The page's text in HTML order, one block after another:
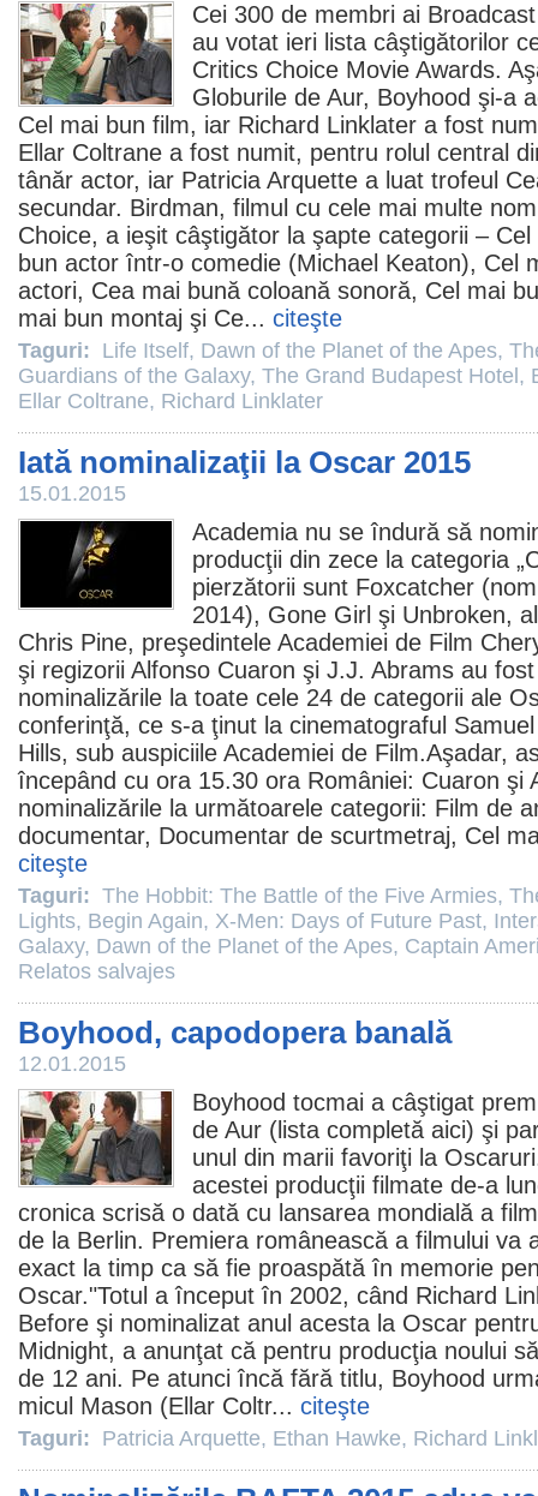
Cei 300 de membri ai
au votat ieri lista câştigătorilor
Critics Choice Movie Awards.
Globurile de Aur, Boyhood şi-a
Cel mai bun film, iar Richard Linklater a fost
Ellar Coltrane a fost numit, pentru rolul central
tânăr actor, iar Patricia Arquette a luat trofeul
secundar. Birdman, filmul cu cele mai multe
Choice, a ieşit câştigător la şapte categorii –
bun actor într-o comedie (Michael Keaton), Cel
actori, Cea mai bună coloană sonoră, Cel mai
mai bun montaj şi Ce... citeşte
Taguri: Life Itself, Dawn of the Planet of the Apes,
Guardians of the Galaxy, The Grand Budapest Hotel ,
Ellar Coltrane, Richard Linklater
Iată nominalizaţii la Oscar 2015
15.01.2015
Academia nu se îndură să
producţii din zece la categoria
pierzătorii sunt Foxcatcher
2014), Gone Girl şi Unbroken,
Chris Pine, preşedintele Academiei de Film
şi regizorii Alfonso Cuaron şi J.J. Abrams au
nominalizările la toate cele 24 de categorii ale
conferinţă, ce s-a ţinut la cinematograful
Hills, sub auspiciile Academiei de Film.Aşadar,
începând cu ora 15.30 ora României: Cuaron şi
nominalizările la următoarele categorii: Film de
documentar, Documentar de scurtmetraj, Cel
citeşte
Taguri: The Hobbit: The Battle of the Five Armies,
Lights, Begin Again, X-Men: Days of Future Past,
Galaxy, Dawn of the Planet of the Apes, Captain
Relatos salvajes
Boyhood, capodopera banală
12.01.2015
Boyhood tocmai a câştigat
de Aur (lista completă aici) şi
unul din marii favoriţi la
acestei producţii filmate de-a
cronica scrisă o dată cu lansarea mondială a
de la Berlin. Premiera românească a filmului va
exact la timp ca să fie proaspătă în memorie
Oscar."Totul a început în 2002, când Richard
Before şi nominalizat anul acesta la Oscar
Midnight, a anunţat că pentru producţia noului
de 12 ani. Pe atunci încă fără titlu, Boyhood
micul Mason (Ellar Coltr... citeşte
Taguri: Patricia Arquette, Ethan Hawke, Richard